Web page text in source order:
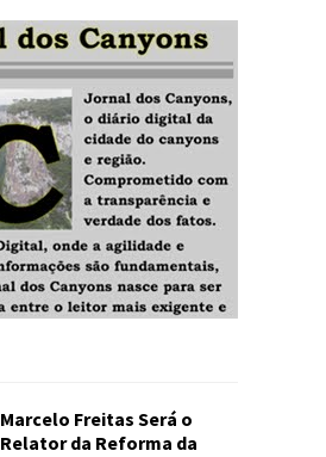
Marcelo Freitas Será o
Relator da Reforma da